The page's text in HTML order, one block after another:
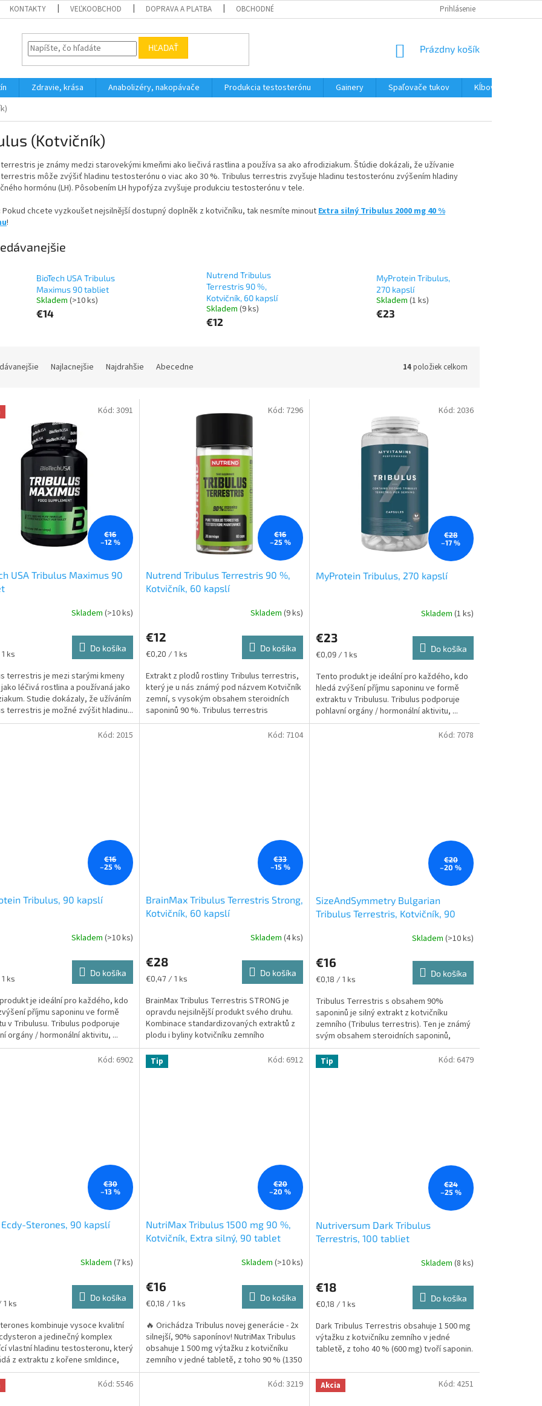
KONTAKTY VEĽKOOBCHOD DOPRAVA A PLATBA OBCHODNÉ PODMIENKY PODMIENKY OCHRANY OSOBNÝCH ÚDAJOV
Prihlásenie
HĽADAŤ
NÁKUPNÝ
Prázdny košík
Zdravie, krása Anabolizéry, nakopávače Produkcia testosterónu Gainery Spaľovače tukov
Kĺbová výživa
(Kotvičník)
je známy medzi starovekými kmeňmi ako liečivá rastlina a používa sa ako afrodiziakum. Štúdie dokázali, že užívanie
môže zvýšiť hladinu testosterónu o viac ako 30 %. Tribulus terrestris zvyšuje hladinu testosterónu zvýšením hladiny
hormónu (LH). Pôsobením LH hypofýza zvyšuje produkciu testosterónu v tele.
Pokud chcete vyzkoušet nejsilnější dostupný doplněk z kotvičníku, tak nesmíte minout Extra silný Tribulus 2000 mg 40 %
!
BioTech USA Tribulus
Maximus 90 tabliet
Skladem (>10 ks)
€14
Nutrend Tribulus
Terrestris 90 %,
Kotvičník, 60 kapslí
Skladem (9 ks)
€12
MyProtein Tribulus,
270 kapslí
Skladem (1 ks)
€23
Najlacnejšie Najdrahšie Abecedne 14položiek celkom
€16
–12 %
USA Tribulus Maximus 90
Skladem (>10 ks)
ks
Do košíka
terrestris je mezi starými kmeny
jako léčivá rostlina a používaná jako
Studie dokázaly, že užíváním
terrestris je možné zvýšit hladinu...
Kód: 3091
€16
–25 %
Nutrend Tribulus Terrestris 90 %,
Kotvičník, 60 kapslí
Skladem (9 ks)
€12
Jednotková
€0,20 / 1 ks
Do košíka
Extrakt z plodů rostliny Tribulus terrestris,
který je u nás známý pod názvem Kotvičník
zemní, s vysokým obsahem steroidních
saponinů 90 %. Tribulus terrestris
podporuje...
Kód: 7296
€28
–17 %
MyProtein Tribulus, 270 kapslí
Skladem (1 ks)
€23
Jednotková
€0,09 / 1 ks
Do košíka
Tento produkt je ideální pro každého, kdo
hledá zvýšení příjmu saponinu ve formě
extraktu v Tribulusu. Tribulus podporuje
pohlavní orgány / hormonální aktivitu, ...
Kód: 2036
€16
–25 %
Tribulus, 90 kapslí
Skladem (>10 ks)
ks
Do košíka
je ideální pro každého, kdo
příjmu saponinu ve formě
v Tribulusu. Tribulus podporuje
orgány / hormonální aktivitu, ...
Kód: 2015
€33
–15 %
BrainMax Tribulus Terrestris Strong,
Kotvičník, 60 kapslí
Skladem (4 ks)
€28
Jednotková
€0,47 / 1 ks
Do košíka
BrainMax Tribulus Terrestris STRONG je
opravdu nejsilnější produkt svého druhu.
Kombinace standardizovaných extraktů z
plodu i byliny kotvičníku zemního
znamená 600 mg...
Kód: 7104
€20
–20 %
SizeAndSymmetry Bulgarian
Tribulus Terrestris, Kotvičník, 90
Skladem (>10 ks)
€16
Jednotková
€0,18 / 1 ks
Do košíka
Tribulus Terrestris s obsahem 90%
saponinů je silný extrakt z kotvičníku
zemního (Tribulus terrestris). Ten je známý
svým obsahem steroidních saponinů,
které...
Kód: 7078
€30
–13 %
Sterones, 90 kapslí
Skladem (7 ks)
1 ks
Do košíka
kombinuje vysoce kvalitní
a jedinečný komplex
vlastní hladinu testosteronu, který
z extraktu z kořene smldince,
Kód: 6902 Tip
€20
–20 %
NutriMax Tribulus 1500 mg 90 %,
Kotvičník, Extra silný, 90 tablet
produktu
je
5,0
z
5
hviezdičiek.
Skladem (>10 ks)
€16
Jednotková
€0,18 / 1 ks
Do košíka
🔥 Orichádza Tribulus novej generácie - 2x
silnejší, 90% saponínov! NutriMax Tribulus
obsahuje 1 500 mg výtažku z kotvičníku
zemního v jedné tabletě, z toho 90 % (1350
mg) tvoří...
Kód: 6912 Tip
€24
–25 %
Nutriversum Dark Tribulus
Terrestris, 100 tabliet
Skladem (8 ks)
€18
Jednotková
€0,18 / 1 ks
Do košíka
Dark Tribulus Terrestris obsahuje 1 500 mg
výtažku z kotvičníku zemního v jedné
tabletě, z toho 40 % (600 mg) tvoří saponin.
Kód: 6479
Kód: 5546 Kód: 3219 Akcia Kód: 4251